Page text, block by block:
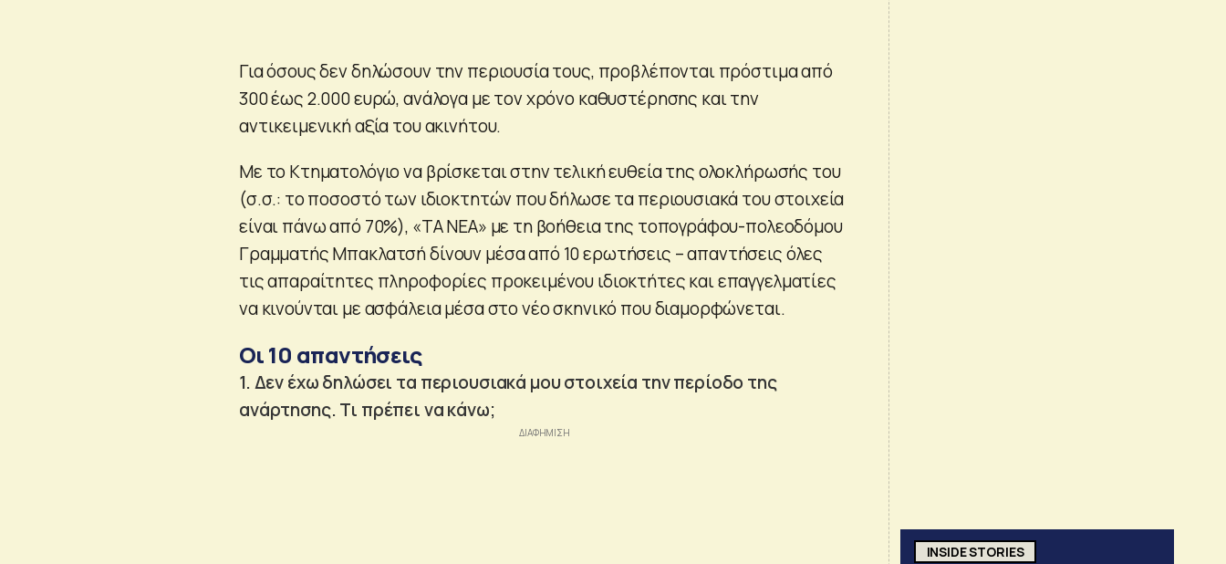
Για όσους δεν δηλώσουν την περιουσία τους, προβλέπονται πρόστιμα από
300 έως 2.000 ευρώ, ανάλογα με τον χρόνο καθυστέρησης και την
αντικειμενική αξία του ακινήτου.
Με το Κτηματολόγιο να βρίσκεται στην τελική ευθεία της ολοκλήρωσής του
(σ.σ.: το ποσοστό των ιδιοκτητών που δήλωσε τα περιουσιακά του στοιχεία
είναι πάνω από 70%), «ΤΑ ΝΕΑ» με τη βοήθεια της τοπογράφου-πολεοδόμου
Γραμματής Μπακλατσή δίνουν μέσα από 10 ερωτήσεις – απαντήσεις όλες
τις απαραίτητες πληροφορίες προκειμένου ιδιοκτήτες και επαγγελματίες
να κινούνται με ασφάλεια μέσα στο νέο σκηνικό που διαμορφώνεται.
Οι 10 απαντήσεις
1. Δεν έχω δηλώσει τα περιουσιακά μου στοιχεία την περίοδο της
ανάρτησης. Τι πρέπει να κάνω;
INSIDE STORIES